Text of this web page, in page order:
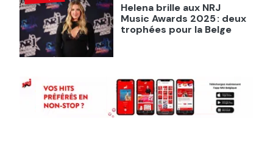
Helena brille aux NRJ
Music Awards 2025 : deux
trophées pour la Belge